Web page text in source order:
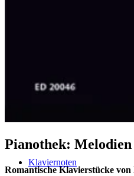
Klaviernoten
Pianothek:
Romantische Klavierstücke von